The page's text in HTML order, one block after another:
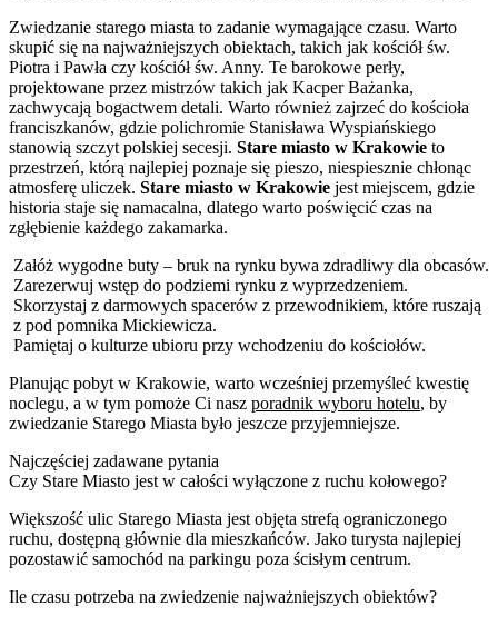
Zwiedzanie starego miasta to zadanie wymagające czasu. Warto
skupić się na najważniejszych obiektach, takich jak kościół św.
Piotra i Pawła czy kościół św. Anny. Te barokowe perły,
projektowane przez mistrzów takich jak Kacper Bażanka,
zachwycają bogactwem detali. Warto również zajrzeć do kościoła
franciszkanów, gdzie polichromie Stanisława Wyspiańskiego
stanowią szczyt polskiej secesji. Stare miasto w Krakowie to
przestrzeń, którą najlepiej poznaje się pieszo, niespiesznie chłonąc
atmosferę uliczek. Stare miasto w Krakowie jest miejscem, gdzie
historia staje się namacalna, dlatego warto poświęcić czas na
zgłębienie każdego zakamarka.
Załóż wygodne buty – bruk na rynku bywa zdradliwy dla obcasów.
Zarezerwuj wstęp do podziemi rynku z wyprzedzeniem.
Skorzystaj z darmowych spacerów z przewodnikiem, które ruszają
z pod pomnika Mickiewicza.
Pamiętaj o kulturze ubioru przy wchodzeniu do kościołów.
Planując pobyt w Krakowie, warto wcześniej przemyśleć kwestię
noclegu, a w tym pomoże Ci nasz poradnik wyboru hotelu, by
zwiedzanie Starego Miasta było jeszcze przyjemniejsze.
Najczęściej zadawane pytania
Czy Stare Miasto jest w całości wyłączone z ruchu kołowego?
Większość ulic Starego Miasta jest objęta strefą ograniczonego
ruchu, dostępną głównie dla mieszkańców. Jako turysta najlepiej
pozostawić samochód na parkingu poza ścisłym centrum.
Ile czasu potrzeba na zwiedzenie najważniejszych obiektów?